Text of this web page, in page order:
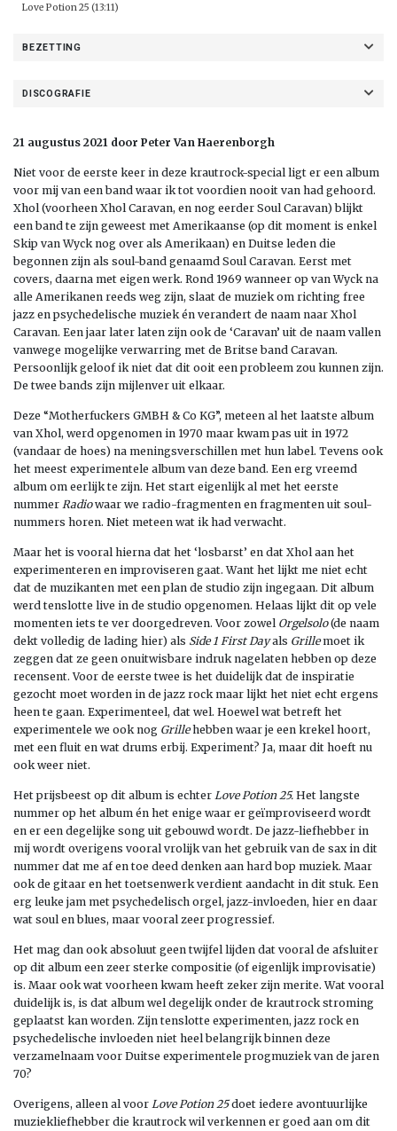
Love Potion 25 (13:11)
BEZETTING
DISCOGRAFIE
21 augustus 2021 door Peter Van Haerenborgh
Niet voor de eerste keer in deze krautrock-special ligt er een album
voor mij van een band waar ik tot voordien nooit van had gehoord.
Xhol (voorheen Xhol Caravan, en nog eerder Soul Caravan) blijkt
een band te zijn geweest met Amerikaanse (op dit moment is enkel
Skip van Wyck nog over als Amerikaan) en Duitse leden die
begonnen zijn als soul-band genaamd Soul Caravan. Eerst met
covers, daarna met eigen werk. Rond 1969 wanneer op van Wyck na
alle Amerikanen reeds weg zijn, slaat de muziek om richting free
jazz en psychedelische muziek én verandert de naam naar Xhol
Caravan. Een jaar later laten zijn ook de ‘Caravan’ uit de naam vallen
vanwege mogelijke verwarring met de Britse band Caravan.
Persoonlijk geloof ik niet dat dit ooit een probleem zou kunnen zijn.
De twee bands zijn mijlenver uit elkaar.
Deze “Motherfuckers GMBH & Co KG”, meteen al het laatste album
van Xhol, werd opgenomen in 1970 maar kwam pas uit in 1972
(vandaar de hoes) na meningsverschillen met hun label. Tevens ook
het meest experimentele album van deze band. Een erg vreemd
album om eerlijk te zijn. Het start eigenlijk al met het eerste
nummer Radiowaar we radio-fragmenten en fragmenten uit soul-
nummers horen. Niet meteen wat ik had verwacht.
Maar het is vooral hierna dat het ‘losbarst’ en dat Xhol aan het
experimenteren en improviseren gaat. Want het lijkt me niet echt
dat de muzikanten met een plan de studio zijn ingegaan. Dit album
werd tenslotte live in de studio opgenomen. Helaas lijkt dit op vele
momenten iets te ver doorgedreven. Voor zowel Orgelsolo(de naam
dekt volledig de lading hier) als Side 1 First Dayals Grillemoet ik
zeggen dat ze geen onuitwisbare indruk nagelaten hebben op deze
recensent. Voor de eerste twee is het duidelijk dat de inspiratie
gezocht moet worden in de jazz rock maar lijkt het niet echt ergens
heen te gaan. Experimenteel, dat wel. Hoewel wat betreft het
experimentele we ook nog Grillehebben waar je een krekel hoort,
met een fluit en wat drums erbij. Experiment? Ja, maar dit hoeft nu
ook weer niet.
Het prijsbeest op dit album is echter Love Potion 25. Het langste
nummer op het album én het enige waar er geïmproviseerd wordt
en er een degelijke song uit gebouwd wordt. De jazz-liefhebber in
mij wordt overigens vooral vrolijk van het gebruik van de sax in dit
nummer dat me af en toe deed denken aan hard bop muziek. Maar
ook de gitaar en het toetsenwerk verdient aandacht in dit stuk. Een
erg leuke jam met psychedelisch orgel, jazz-invloeden, hier en daar
wat soul en blues, maar vooral zeer progressief.
Het mag dan ook absoluut geen twijfel lijden dat vooral de afsluiter
op dit album een zeer sterke compositie (of eigenlijk improvisatie)
is. Maar ook wat voorheen kwam heeft zeker zijn merite. Wat vooral
duidelijk is, is dat album wel degelijk onder de krautrock stroming
geplaatst kan worden. Zijn tenslotte experimenten, jazz rock en
psychedelische invloeden niet heel belangrijk binnen deze
verzamelnaam voor Duitse experimentele progmuziek van de jaren
70?
Overigens, alleen al voor Love Potion 25doet iedere avontuurlijke
muziekliefhebber die krautrock wil verkennen er goed aan om dit